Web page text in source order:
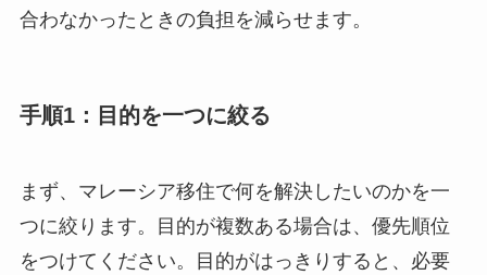
合わなかったときの負担を減らせます。
手順1：目的を一つに絞る
まず、マレーシア移住で何を解決したいのかを一
つに絞ります。目的が複数ある場合は、優先順位
をつけてください。目的がはっきりすると、必要